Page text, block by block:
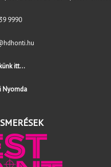
9990
itt...
Nyomda